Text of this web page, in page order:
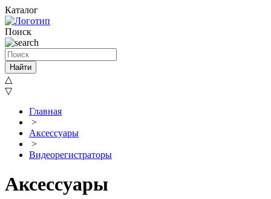
Каталог
Поиск
Найти
△
▽
Главная
>
Аксессуары
>
Видеорегистраторы
Аксессуары